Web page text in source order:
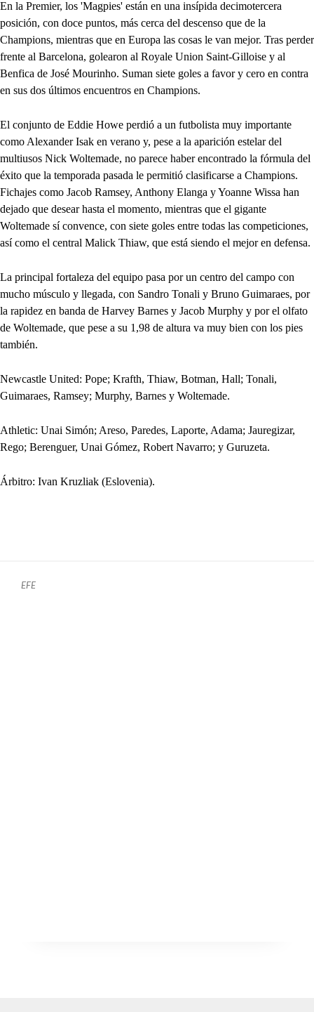
En la Premier, los 'Magpies' están en una insípida decimotercera
posición, con doce puntos, más cerca del descenso que de la
Champions, mientras que en Europa las cosas le van mejor. Tras perder
frente al Barcelona, golearon al Royale Union Saint-Gilloise y al
Benfica de José Mourinho. Suman siete goles a favor y cero en contra
en sus dos últimos encuentros en Champions.
El conjunto de Eddie Howe perdió a un futbolista muy importante
como Alexander Isak en verano y, pese a la aparición estelar del
multiusos Nick Woltemade, no parece haber encontrado la fórmula del
éxito que la temporada pasada le permitió clasificarse a Champions.
Fichajes como Jacob Ramsey, Anthony Elanga y Yoanne Wissa han
dejado que desear hasta el momento, mientras que el gigante
Woltemade sí convence, con siete goles entre todas las competiciones,
así como el central Malick Thiaw, que está siendo el mejor en defensa.
La principal fortaleza del equipo pasa por un centro del campo con
mucho músculo y llegada, con Sandro Tonali y Bruno Guimaraes, por
la rapidez en banda de Harvey Barnes y Jacob Murphy y por el olfato
de Woltemade, que pese a su 1,98 de altura va muy bien con los pies
también.
Newcastle United: Pope; Krafth, Thiaw, Botman, Hall; Tonali,
Guimaraes, Ramsey; Murphy, Barnes y Woltemade.
Athletic: Unai Simón; Areso, Paredes, Laporte, Adama; Jauregizar,
Rego; Berenguer, Unai Gómez, Robert Navarro; y Guruzeta.
Árbitro: Ivan Kruzliak (Eslovenia).
EFE